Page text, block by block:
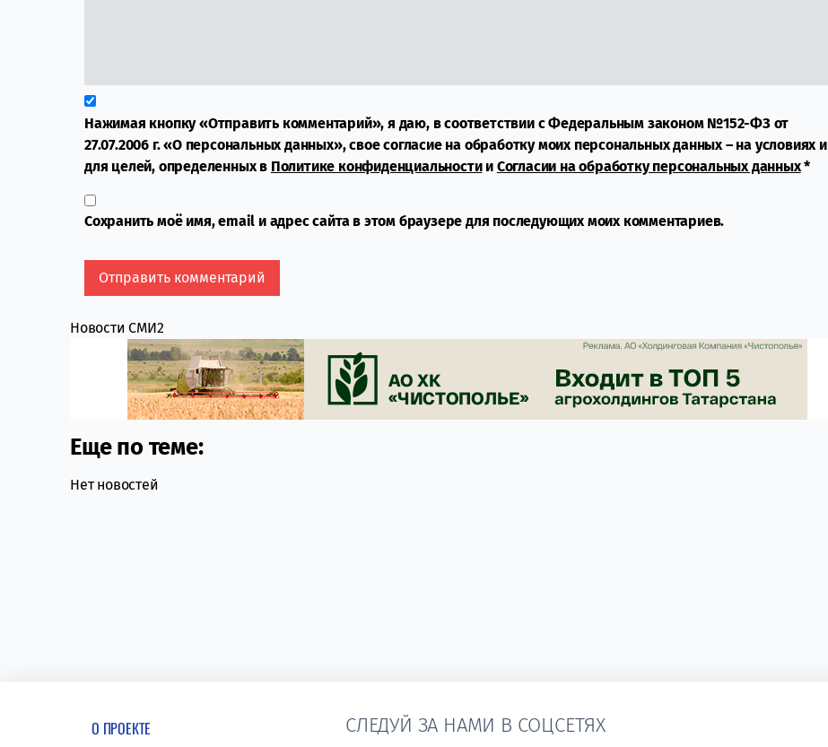
Нажимая кнопку «Отправить комментарий», я даю, в соответствии с Федеральным законом №152-ФЗ от
27.07.2006 г. «О персональных данных», свое согласие на обработку моих персональных данных – на условиях и
для целей, определенных в Политике конфиденциальностии Согласии на обработку персональных данных*
Сохранить моё имя, email и адрес сайта в этом браузере для последующих моих комментариев.
Новости СМИ2
Еще по теме:
Нет новостей
О ПРОЕКТЕ СЛЕДУЙ ЗА НАМИ В СОЦСЕТЯХ